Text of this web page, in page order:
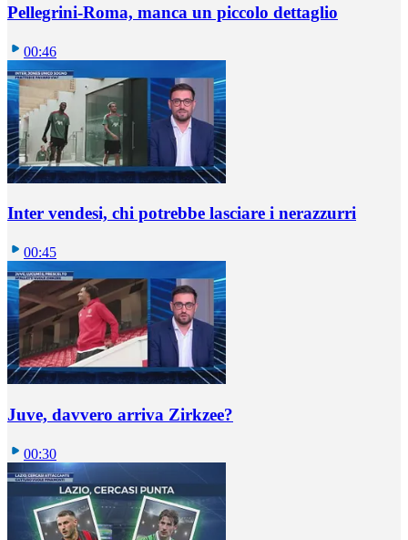
Pellegrini-Roma, manca un piccolo dettaglio
00:46
Inter vendesi, chi potrebbe lasciare i nerazzurri
00:45
Juve, davvero arriva Zirkzee?
00:30